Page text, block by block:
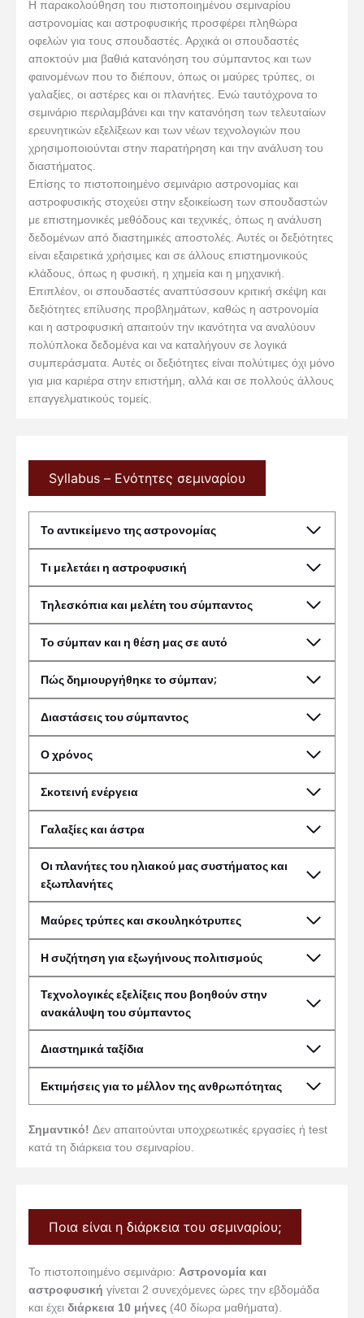
Η παρακολούθηση του πιστοποιημένου σεμιναρίου
αστρονομίας και αστροφυσικής προσφέρει πληθώρα
οφελών για τους σπουδαστές. Αρχικά οι σπουδαστές
αποκτούν μια βαθιά κατανόηση του σύμπαντος και των
φαινομένων που το διέπουν, όπως οι μαύρες τρύπες, οι
γαλαξίες, οι αστέρες και οι πλανήτες. Ενώ ταυτόχρονα το
σεμινάριο περιλαμβάνει και την κατανόηση των τελευταίων
ερευνητικών εξελίξεων και των νέων τεχνολογιών που
χρησιμοποιούνται στην παρατήρηση και την ανάλυση του
διαστήματος.
Επίσης το πιστοποιημένο σεμινάριο αστρονομίας και
αστροφυσικής στοχεύει στην εξοικείωση των σπουδαστών
με επιστημονικές μεθόδους και τεχνικές, όπως η ανάλυση
δεδομένων από διαστημικές αποστολές. Αυτές οι δεξιότητες
είναι εξαιρετικά χρήσιμες και σε άλλους επιστημονικούς
κλάδους, όπως η φυσική, η χημεία και η μηχανική.
Επιπλέον, οι σπουδαστές αναπτύσσουν κριτική σκέψη και
δεξιότητες επίλυσης προβλημάτων, καθώς η αστρονομία
και η αστροφυσική απαιτούν την ικανότητα να αναλύουν
πολύπλοκα δεδομένα και να καταλήγουν σε λογικά
συμπεράσματα. Αυτές οι δεξιότητες είναι πολύτιμες όχι μόνο
για μια καριέρα στην επιστήμη, αλλά και σε πολλούς άλλους
επαγγελματικούς τομείς.
Syllabus – Ενότητες σεμιναρίου
Το αντικείμενο της αστρονομίας
Τι μελετάει η αστροφυσική
Τηλεσκόπια και μελέτη του σύμπαντος
Το σύμπαν και η θέση μας σε αυτό
Πώς δημιουργήθηκε το σύμπαν;
Διαστάσεις του σύμπαντος
Ο χρόνος
Σκοτεινή ενέργεια
Γαλαξίες και άστρα
Οι πλανήτες του ηλιακού μας συστήματος και
εξωπλανήτες
Μαύρες τρύπες και σκουληκότρυπες
Η συζήτηση για εξωγήινους πολιτισμούς
Τεχνολογικές εξελίξεις που βοηθούν στην
ανακάλυψη του σύμπαντος
Διαστημικά ταξίδια
Εκτιμήσεις για το μέλλον της ανθρωπότητας
Σημαντικό! Δεν απαιτούνται υποχρεωτικές εργασίες ή test
κατά τη διάρκεια του σεμιναρίου.
Ποια είναι η διάρκεια του σεμιναρίου;
Το πιστοποιημένο σεμινάριο: Αστρονομία και
αστροφυσική γίνεται 2 συνεχόμενες ώρες την εβδομάδα
και έχει διάρκεια 10 μήνες (40 δίωρα μαθήματα).